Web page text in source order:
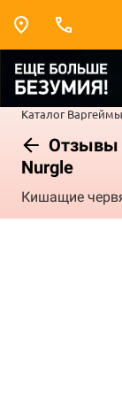
Каталог Варгеймы
Отзывы
Nurgle
Кишащие